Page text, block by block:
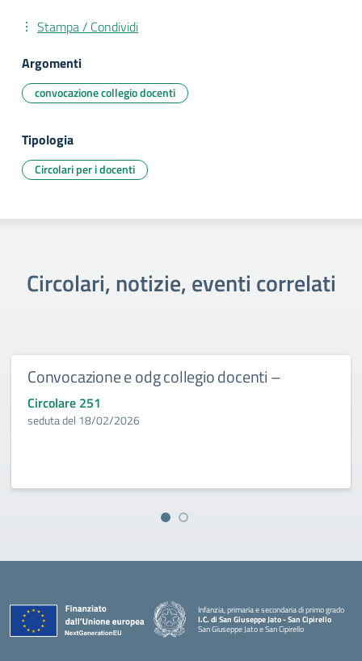
Stampa / Condividi
Argomenti
convocazione collegio docenti
Tipologia
Circolari per i docenti
Circolari, notizie, eventi correlati
Convocazione e odg collegio docenti –
Circolare 251
seduta del 18/02/2026
Infanzia, primaria e secondaria di primo grado
I.C. di San Giuseppe Jato - San Cipirello
San Giuseppe Jato e San Cipirello